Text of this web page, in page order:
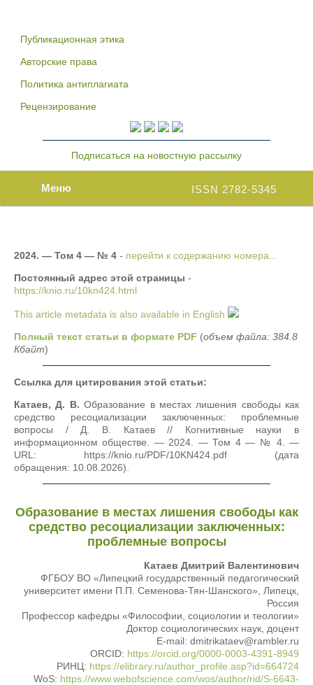
Публикационная этика
Авторские права
Политика антиплагиата
Рецензирование
Подписаться на новостную рассылку
ISSN 2782-5345
Меню
2024. — Том 4 — № 4 - перейти к содержанию номера...
Постоянный адрес этой страницы -
https://knio.ru/10kn424.html
This article metadata is also available in English
Полный текст статьи в формате PDF (объем файла: 384.8
Кбайт)
Ссылка для цитирования этой статьи:
Катаев, Д. В. Образование в местах лишения свободы как
средство ресоциализации заключенных: проблемные
вопросы / Д. В. Катаев // Когнитивные науки в
информационном обществе. — 2024. — Том 4 — № 4. —
URL: https://knio.ru/PDF/10KN424.pdf (дата
обращения: 10.08.2026).
Образование в местах лишения свободы как
средство ресоциализации заключенных:
проблемные вопросы
Катаев Дмитрий Валентинович
ФГБОУ ВО «Липецкий государственный педагогический
университет имени П.П. Семенова-Тян-Шанского», Липецк,
Россия
Профессор кафедры «Философии, социологии и теологии»
Доктор социологических наук, доцент
E-mail: dmitrikataev@rambler.ru
ORCID: https://orcid.org/0000-0003-4391-8949
РИНЦ: https://elibrary.ru/author_profile.asp?id=664724
WoS: https://www.webofscience.com/wos/author/rid/S-6643-